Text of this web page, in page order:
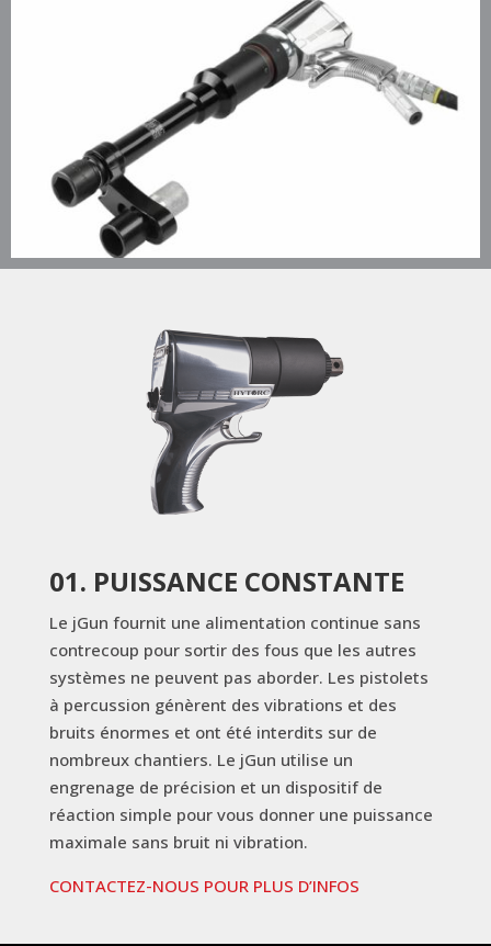
01. PUISSANCE CONSTANTE
Le jGun fournit une alimentation continue sans
contrecoup pour sortir des fous que les autres
systèmes ne peuvent pas aborder. Les pistolets
à percussion génèrent des vibrations et des
bruits énormes et ont été interdits sur de
nombreux chantiers. Le jGun utilise un
engrenage de précision et un dispositif de
réaction simple pour vous donner une puissance
maximale sans bruit ni vibration.
CONTACTEZ-NOUS POUR PLUS D’INFOS